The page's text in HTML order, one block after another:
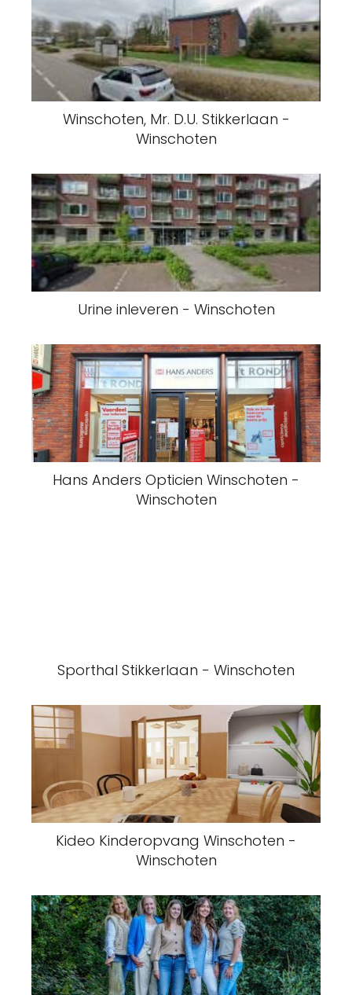
Winschoten, Mr. D.U. Stikkerlaan -
Winschoten
Urine inleveren - Winschoten
Hans Anders Opticien Winschoten -
Winschoten
Sporthal Stikkerlaan - Winschoten
Kideo Kinderopvang Winschoten -
Winschoten